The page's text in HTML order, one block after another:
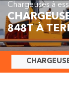
Chargeuses à
848T À